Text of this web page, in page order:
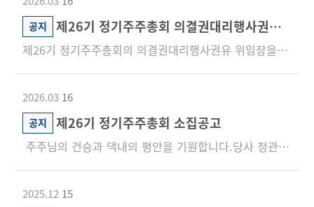
공지 제26기 정기주주총회 의결권대리행사권유 위임장 배포
제26기 정기주주총회의 의결권대리행사권유 위임장을 첨부와 같이 배포합니다.첨부 파일을 클릭하면 PDF파일로 다운받...
2026.03 16
공지 제26기 정기주주총회 소집공고
주주님의 건승과 댁내의 평안을 기원합니다.당사 정관 제24조에 의하여 제26기 정기주주총회를 아래와 같이 소집...
2025.12 15